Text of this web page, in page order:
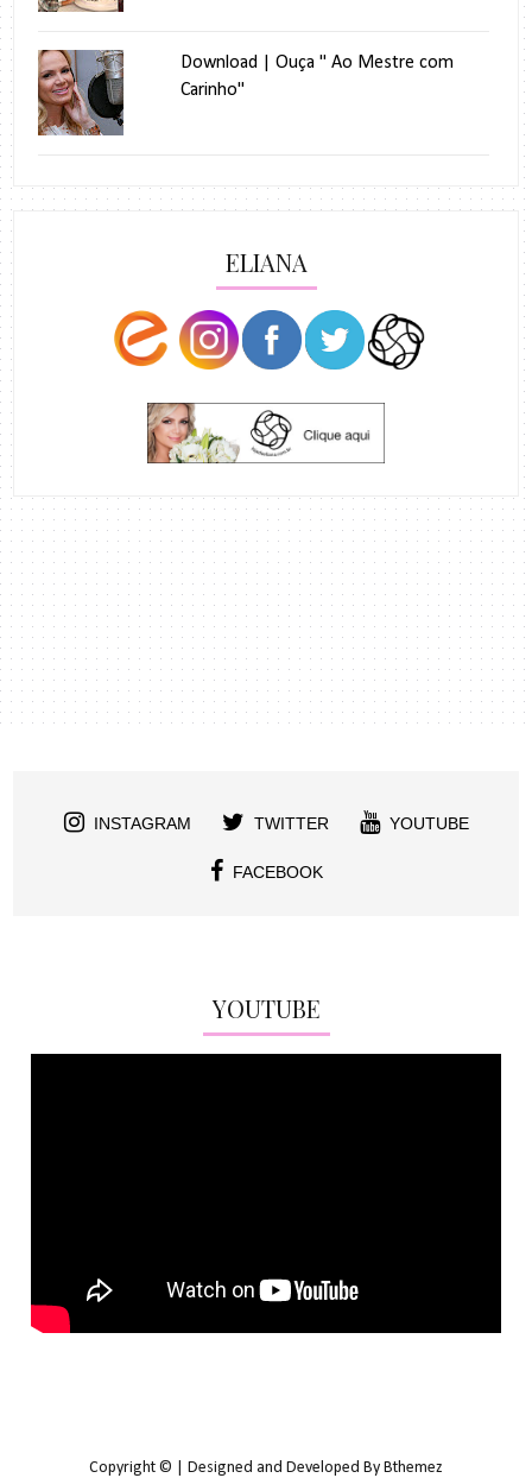
Download | Ouça " Ao Mestre com
Carinho"
ELIANA
INSTAGRAM TWITTER YOUTUBE
FACEBOOK
YOUTUBE
Copyright © | Designed and Developed By Bthemez